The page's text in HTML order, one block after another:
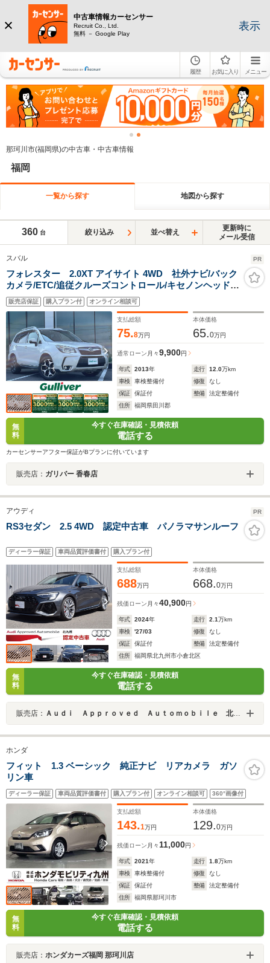
中古車情報カーセンサー
Recruit Co., Ltd.
無料 － Google Play
表示
履歴 お気に入り メニュー
那珂川市(福岡県)の中古車・中古車情報
福岡
一覧から探す 地図から探す
360 台 絞り込み 並べ替え
更新時に
メール受信
スバル PR
フォレスター 2.0XT アイサイト 4WD 社外ナビ/バック
カメラ/ETC/追従クルーズコントロール/キセノンヘッドラ
イト/パドルシフト/前席パワーシート/レザーシート/前席
シートヒーター/純正アルミホイール
販売店保証 購入プラン付 オンライン相談可
支払総額
75.8万円
本体価格
65.0万円
通常ローン 月々9,900円
年式 2013年 走行 12.0万km
車検
車検整備付 修復
なし
保証
保証付 整備
法定整備付
住所
福岡県田川郡
無
料
今すぐ在庫確認・見積依頼
電話する
カーセンサーアフター保証がBプランに付いています
販売店： ガリバー 香春店
アウディ PR
RS3セダン 2.5 4WD 認定中古車 パノラマサンルーフ
ディーラー保証 車両品質評価書付 購入プラン付
支払総額
688万円
本体価格
668.0万円
残価ローン 月々40,900円
年式 2024年 走行 2.1万km
車検
'27/03 修復
なし
保証
保証付 整備
法定整備付
住所
福岡県北九州市小倉北区
無
料
今すぐ在庫確認・見積依頼
電話する
販売店： Ａｕｄｉ Ａｐｐｒｏｖｅｄ Ａｕｔｏｍｏｂｉｌｅ 北九州
ホンダ
フィット 1.3 ベーシック 純正ナビ リアカメラ ガソ
リン車
ディーラー保証 車両品質評価書付 購入プラン付 オンライン相談可 360°画像付
支払総額
143.1万円
本体価格
129.0万円
残価ローン 月々 11,000円
年式 2021年 走行 1.8万km
車検
車検整備付 修復
なし
保証
保証付 整備
法定整備付
住所
福岡県那珂川市
無
料
今すぐ在庫確認・見積依頼
電話する
販売店： ホンダカーズ福岡 那珂川店